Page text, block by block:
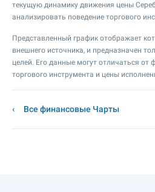
текущую динамику движения цены
анализировать поведение торгового
Представленный график отображает
внешнего источника, и предназначен
целей. Его данные могут отличаться от
торгового инструмента и цены
Все финансовые Чарты